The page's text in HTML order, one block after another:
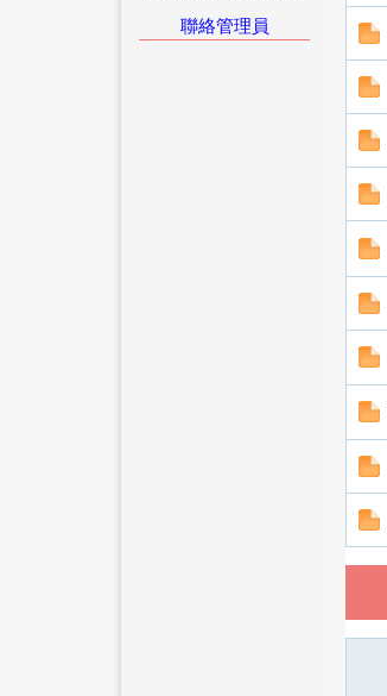
聯絡管理員